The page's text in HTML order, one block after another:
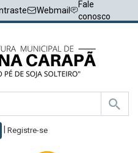
Webmail
Fale
conosco
Registre-se